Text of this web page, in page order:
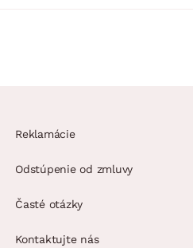
Reklamácie
Odstúpenie od zmluvy
Časté otázky
Kontaktujte nás